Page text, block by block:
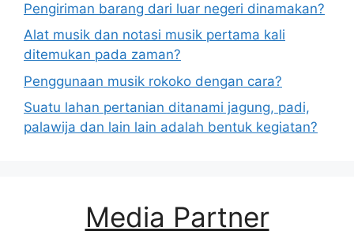
Pengiriman barang dari luar negeri dinamakan?
Alat musik dan notasi musik pertama kali
ditemukan pada zaman?
Penggunaan musik rokoko dengan cara?
Suatu lahan pertanian ditanami jagung, padi,
palawija dan lain lain adalah bentuk kegiatan?
Media Partner